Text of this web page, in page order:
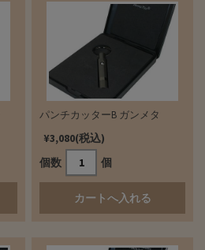
パンチカッターB ガンメタ
¥3,080(税込)
個数
個